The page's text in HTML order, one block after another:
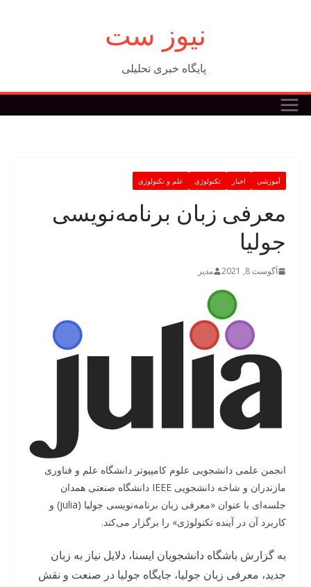
نیوز ست
پایگاه خبری تحلیلی
آموزشی اخبار تکنولوژی علم و تکنولوژی
معرفی زبان برنامه‌نویسی
جولیا
آگوست 8, 2021 مدیر
انجمن علمی دانشجویی علوم کامپیوتر دانشگاه علم و فناوری
مازندران و شاخه دانشجویی IEEE دانشگاه صنعتی همدان
جلسه‌ای با عنوان «معرفی زبان برنامه‌نویسی جولیا (julia) و
کاربرد آن در آینده تکنولوژی» را برگزار می‌کند.
به گزارش باشگاه دانشجویان ایسنا، دلایل نیاز به زبان
جدید، معرفی زبان جولیا، جایگاه جولیا در صنعت و نقش